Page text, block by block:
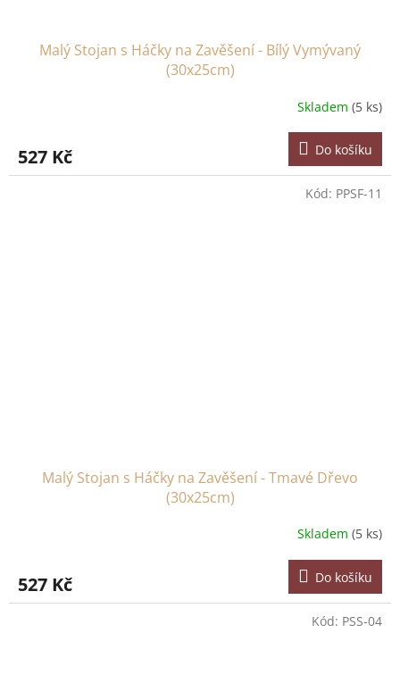
Malý Stojan s Háčky na Zavěšení - Bílý Vymývaný
(30x25cm)
Skladem (5 ks)
527 Kč Do košíku
Malý Stojan s Háčky na Zavěšení - Tmavé Dřevo
(30x25cm)
Skladem (5 ks)
527 Kč Do košíku
Kód: PPSF-11
Kód: PSS-04